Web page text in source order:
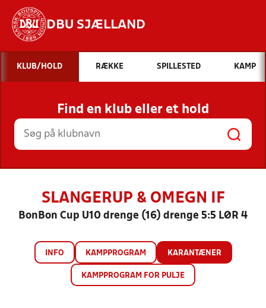
DBU SJÆLLAND
Hvad vil du søge efter?
INDHOLD OG NYHEDER
STILLINGER, RESULTATER, KLUBBER OG
HOLD
KLUB/HOLD RÆKKE SPILLESTED KAMP
Find en klub eller et hold
SLANGERUP & OMEGN IF
BonBon Cup U10 drenge (16) drenge 5:5 LØR 4
INFO KAMPPROGRAM KARANTÆNER
KAMPPROGRAM FOR PULJE